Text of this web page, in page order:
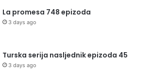
La promesa 748 epizoda
3 days ago
Turska serija nasljednik epizoda 45
3 days ago